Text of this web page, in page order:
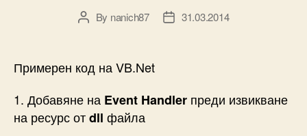
PostBy nanich87
Post31.03.2014
Примерен код на VB.Net
1. Добавяне на Event Handler преди извикване
на ресурс отdll файла